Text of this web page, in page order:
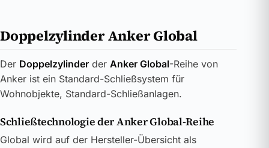
Doppelzylinder Anker Global
Der Doppelzylinder der Anker Global-Reihe von
Anker ist ein Standard-Schließsystem für
Wohnobjekte, Standard-Schließanlagen.
Schließtechnologie der Anker Global-Reihe
Global wird auf der Hersteller-Übersicht als